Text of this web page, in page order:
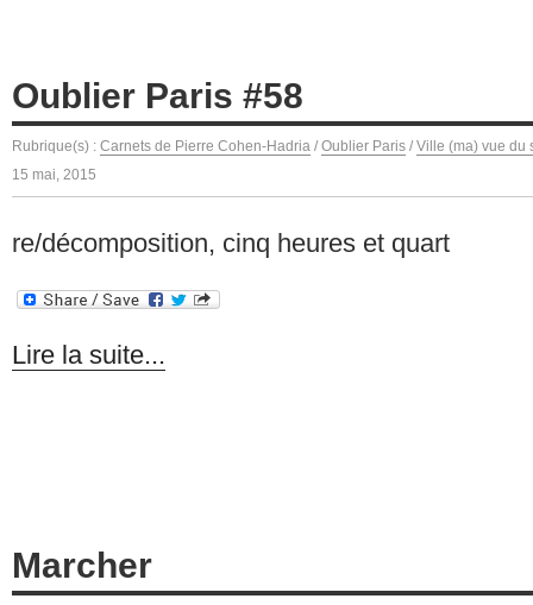
Oublier Paris #58
Rubrique(s) : Carnets de Pierre Cohen-Hadria / Oublier Paris / Ville (ma) vue du
15 mai, 2015
re/décomposition, cinq heures et quart
Lire la suite...
Marcher